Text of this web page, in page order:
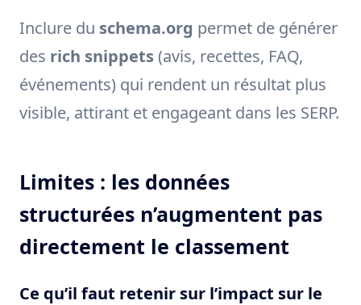
Inclure du schema.org permet de générer
des rich snippets (avis, recettes, FAQ,
événements) qui rendent un résultat plus
visible, attirant et engageant dans les SERP.
Limites : les données
structurées n’augmentent pas
directement le classement
Ce qu’il faut retenir sur l’impact sur le